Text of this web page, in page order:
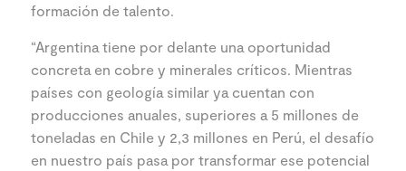
formación de talento.
“Argentina tiene por delante una oportunidad
concreta en cobre y minerales críticos. Mientras
países con geología similar ya cuentan con
producciones anuales, superiores a 5 millones de
toneladas en Chile y 2,3 millones en Perú, el desafío
en nuestro país pasa por transformar ese potencial